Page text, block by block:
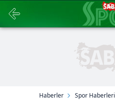
Haberler Spor Haberleri